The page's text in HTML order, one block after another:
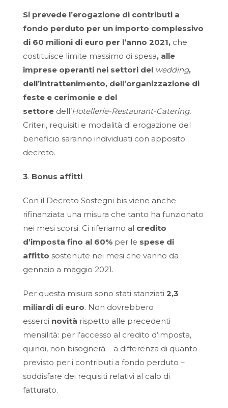
Si prevede l’erogazione di contributi a
fondo perduto per un importo complessivo
di 60 milioni di euro per l’anno 2021, che
costituisce limite massimo di spesa, alle
imprese operanti nei settori del wedding,
dell’intrattenimento, dell’organizzazione di
feste e cerimonie e del
settore dell’Hotellerie-Restaurant-Catering.
Criteri, requisiti e modalità di erogazione del
beneficio saranno individuati con apposito
decreto.
3. Bonus affitti
Con il Decreto Sostegni bis viene anche
rifinanziata una misura che tanto ha funzionato
nei mesi scorsi. Ci riferiamo al credito
d’imposta fino al 60% per le spese di
affitto sostenute nei mesi che vanno da
gennaio a maggio 2021.
Per questa misura sono stati stanziati 2,3
miliardi di euro. Non dovrebbero
esserci novità rispetto alle precedenti
mensilità: per l’accesso al credito d’imposta,
quindi, non bisognerà – a differenza di quanto
previsto per i contributi a fondo perduto –
soddisfare dei requisiti relativi al calo di
fatturato.